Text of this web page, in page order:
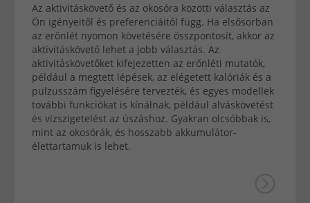
Az aktivitáskövető és az okosóra közötti választás az
Ön igényeitől és preferenciáitól függ. Ha elsősorban
az erőnlét nyomon követésére összpontosít, akkor az
aktivitáskövető lehet a jobb választás. Az
aktivitáskövetőket kifejezetten az erőnléti mutatók,
például a megtett lépések, az elégetett kalóriák és a
pulzusszám figyelésére tervezték, és egyes modellek
további funkciókat is kínálnak, például alváskövetést
és vízszigetelést az úszáshoz. Gyakran olcsóbbak is,
mint az okosórák, és hosszabb akkumulátor-
élettartamuk is lehet.